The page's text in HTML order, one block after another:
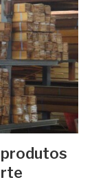
produtos